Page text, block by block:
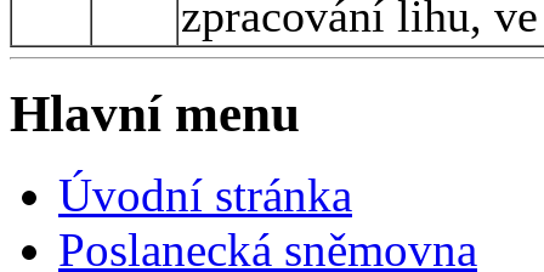
zpracování lihu,
Hlavní menu
Úvodní stránka
Poslanecká sněmovna